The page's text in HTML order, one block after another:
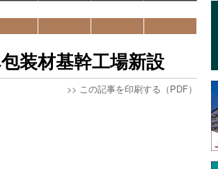
装材基幹工場新設
>> この記事を印刷する（PDF）